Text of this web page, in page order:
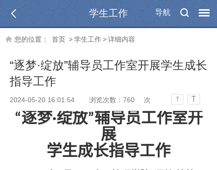
导航
学生工作
您的位置： 首页 >学生工作>详细内容
“逐梦·绽放”辅导员工作室开展学生成长
指导工作
2024-05-20 16:01:54 浏览次数： 760 次 T T
“逐梦·绽放”辅导员工作室开
展
学生成长指导工作